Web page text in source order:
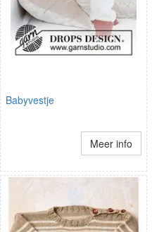
Babyvestje
Meer info